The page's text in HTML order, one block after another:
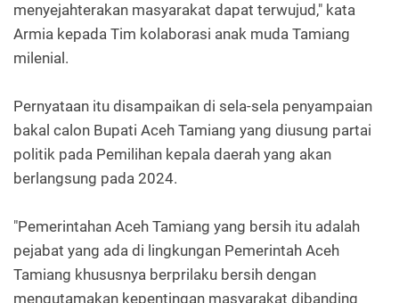
menyejahterakan masyarakat dapat terwujud," kata
Armia kepada Tim kolaborasi anak muda Tamiang
milenial.
Pernyataan itu disampaikan di sela-sela penyampaian
bakal calon Bupati Aceh Tamiang yang diusung partai
politik pada Pemilihan kepala daerah yang akan
berlangsung pada 2024.
"Pemerintahan Aceh Tamiang yang bersih itu adalah
pejabat yang ada di lingkungan Pemerintah Aceh
Tamiang khususnya berprilaku bersih dengan
mengutamakan kepentingan masyarakat dibanding